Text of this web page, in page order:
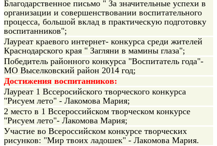
Благодарственное письмо " За значительные успехи в
организации и совершенствовании воспитательного
процесса, большой вклад в практическую подготовку
воспитанников";
Лауреат краевого интернет- конкурса среди жителей
Краснодарского края " Загляни в мамины глаза";
Победитель районного конкурса "Воспитатель года"-
МО Выселковский район 2014 год;
Достижения воспитанников:
Лауреат 1 Вссеросийского творческого конкурса
"Рисуем лето" - Лакомова Мария;
2 место в 1 Вссероссийском творческом конкурсе
"Рисуем лето"- Лакомова Мария;
Участие во Всероссийском конкурсе творческих
рисунков: "Мир твоих ладошек" - Лакомова Мария.